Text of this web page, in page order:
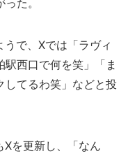
た。
で、Xでは「ラヴィ
西口で何を笑」「ま
してるわ笑」などと投
を更新し、「なん